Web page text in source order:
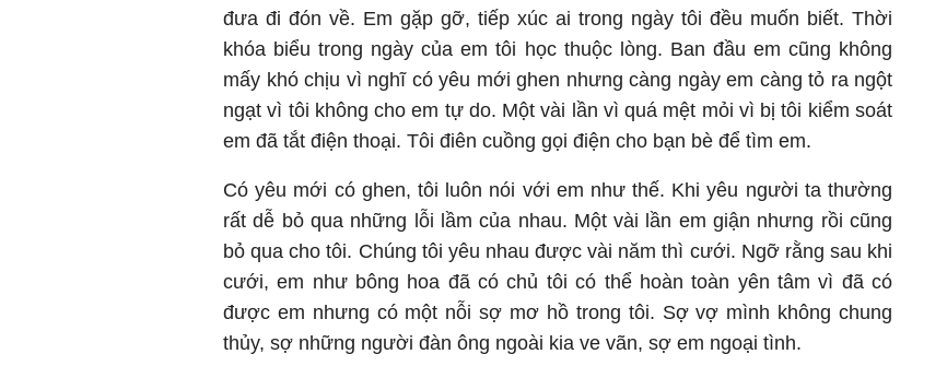
đưa đi đón về. Em gặp gỡ, tiếp xúc ai trong ngày tôi đều muốn biết. Thời
khóa biểu trong ngày của em tôi học thuộc lòng. Ban đầu em cũng không
mấy khó chịu vì nghĩ có yêu mới ghen nhưng càng ngày em càng tỏ ra ngột
ngạt vì tôi không cho em tự do. Một vài lần vì quá mệt mỏi vì bị tôi kiểm soát
em đã tắt điện thoại. Tôi điên cuồng gọi điện cho bạn bè để tìm em.
Có yêu mới có ghen, tôi luôn nói với em như thế. Khi yêu người ta thường
rất dễ bỏ qua những lỗi lầm của nhau. Một vài lần em giận nhưng rồi cũng
bỏ qua cho tôi. Chúng tôi yêu nhau được vài năm thì cưới. Ngỡ rằng sau khi
cưới, em như bông hoa đã có chủ tôi có thể hoàn toàn yên tâm vì đã có
được em nhưng có một nỗi sợ mơ hồ trong tôi. Sợ vợ mình không chung
thủy, sợ những người đàn ông ngoài kia ve vãn, sợ em ngoại tình.